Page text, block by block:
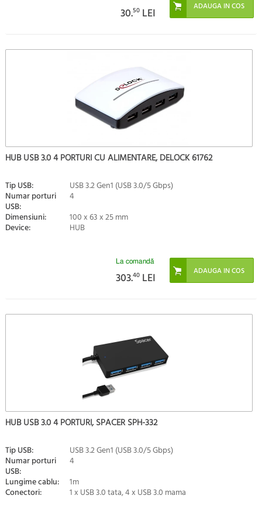
30.50 LEI
HUB USB 3.0 4 PORTURI CU ALIMENTARE, DELOCK 61762
Tip USB: USB 3.2 Gen1 (USB 3.0/5 Gbps)
Numar porturi
USB:
4
Dimensiuni:
100 x 63 x 25 mm
Device: HUB
La comandă
303.40 LEI
HUB USB 3.0 4 PORTURI, SPACER SPH-332
Tip USB: USB 3.2 Gen1 (USB 3.0/5 Gbps)
Numar porturi
USB:
4
Lungime cablu:
1m
Conectori: 1 x USB 3.0 tata, 4 x USB 3.0 mama